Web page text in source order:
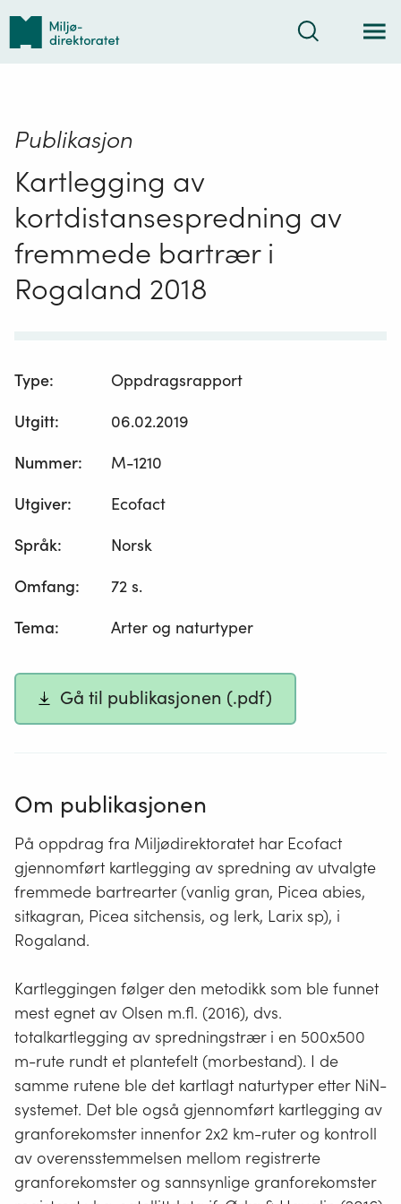
Tilbake
forsiden
Søk
Publikasjon
Kartlegging av
kortdistansespredning av
fremmede bartrær i
Rogaland 2018
Type:
Oppdragsrapport
Utgitt:
06.02.2019
Nummer:
M-1210
Utgiver:
Ecofact
Språk:
Norsk
Omfang:
72 s.
Tema: Arter og naturtyper
Gå til publikasjonen (.pdf)
Om publikasjonen
På oppdrag fra Miljødirektoratet har Ecofact
gjennomført kartlegging av spredning av utvalgte
fremmede bartrearter (vanlig gran, Picea abies,
sitkagran, Picea sitchensis, og lerk, Larix sp), i
Rogaland.
Kartleggingen følger den metodikk som ble funnet
mest egnet av Olsen m.fl. (2016), dvs.
totalkartlegging av spredningstrær i en 500x500
m-rute rundt et plantefelt (morbestand). I de
samme rutene ble det kartlagt naturtyper etter NiN-
systemet. Det ble også gjennomført kartlegging av
granforekomster innenfor 2x2 km-ruter og kontroll
av overensstemmelsen mellom registrerte
granforekomster og sannsynlige granforekomster